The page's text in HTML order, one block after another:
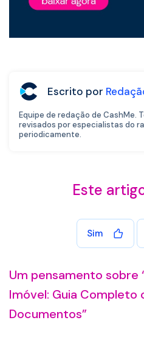
Escrito por
Equipe de redação de CashMe.
revisados por especialistas do
periodicamente.
Este
Sim
Um pensamento sobre
Imóvel: Guia Completo
Documentos”